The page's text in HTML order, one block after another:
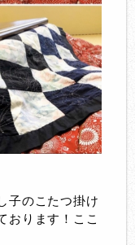
子のこたつ掛け
おります！ここ